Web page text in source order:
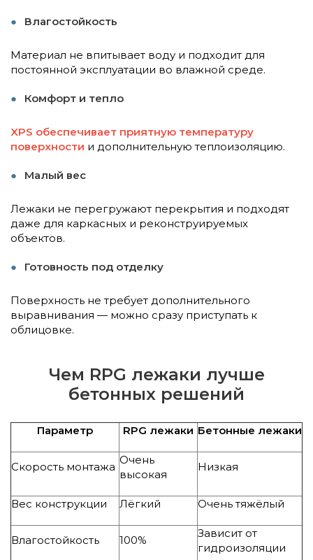
Влагостойкость
Материал не впитывает воду и подходит для
постоянной эксплуатации во влажной среде.
Комфорт и тепло
XPS обеспечивает приятную температуру
поверхности и дополнительную теплоизоляцию.
Малый вес
Лежаки не перегружают перекрытия и подходят
даже для каркасных и реконструируемых
объектов.
Готовность под отделку
Поверхность не требует дополнительного
выравнивания — можно сразу приступать к
облицовке.
Чем RPG лежаки лучше
бетонных решений
Параметр RPG лежаки Бетонные лежаки
Скорость монтажа
Очень
высокая
Низкая
Вес конструкции Лёгкий Очень тяжёлый
Влагостойкость 100%
Зависит от
гидроизоляции